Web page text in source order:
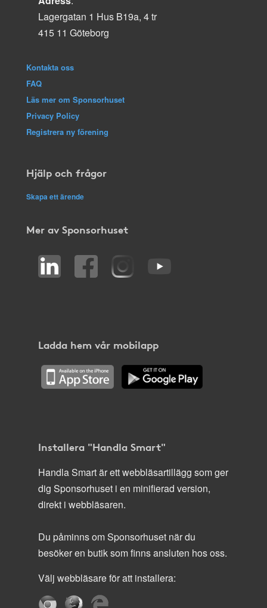
Lagergatan 1 Hus B19a, 4 tr
415 11 Göteborg
Kontakta oss
FAQ
Läs mer om Sponsorhuset
Privacy Policy
Registrera ny förening
Hjälp och frågor
Skapa ett ärende
Mer av Sponsorhuset
Ladda hem vår mobilapp
Installera "Handla Smart"
Handla Smart är ett webbläsartillägg som ger
dig Sponsorhuset i en minifierad version,
direkt i webbläsaren.
Du påminns om Sponsorhuset när du
besöker en butik som finns ansluten hos oss.
Välj webbläsare för att installera: